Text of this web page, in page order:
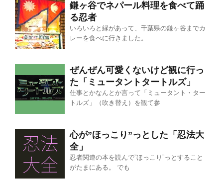
鎌ヶ谷でネパール料理を食べて踊
る忍者
いろいろと縁があって、千葉県の鎌ヶ谷までカ
レーを食べに行きました。
ぜんぜん可愛くないけど観に行っ
た「ミュータントタートルズ」
仕事とかなんとか言って「ミュータント・ター
トルズ」（吹き替え）を観て参
心が”ほっこり”っとした「忍法大
全」
忍者関連の本を読んで”ほっこり”っとすること
がたまにある。 でも